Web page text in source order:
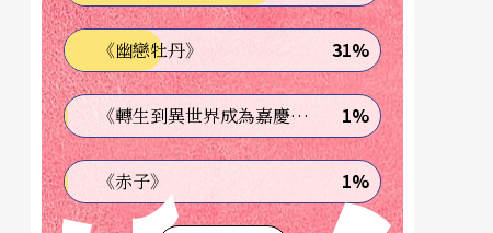
《幽戀牡丹》 31%
《轉生到異世界成為嘉慶君—發現我的祖先是詐騙集團!?》 1%
《赤子》 1%